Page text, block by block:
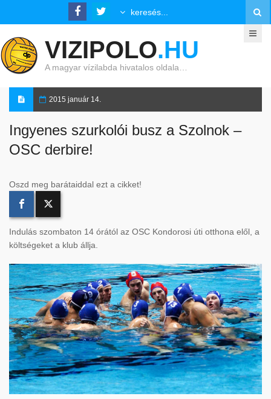
VIZIPOLO.HU
A magyar vízilabda hivatalos oldala…
2015 január 14.
Ingyenes szurkolói busz a Szolnok –
OSC derbire!
Oszd meg barátaiddal ezt a cikket!
Indulás szombaton 14 órától az OSC Kondorosi úti otthona elől, a
költségeket a klub állja.